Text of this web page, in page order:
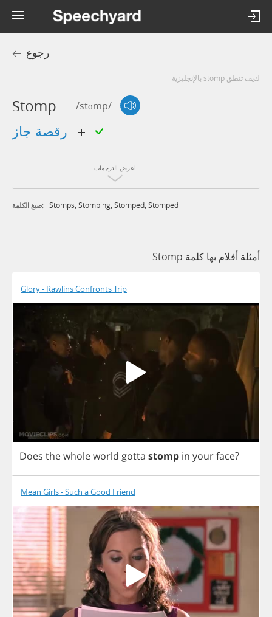
رجوع
كيف تنطق stomp بالإنجليزية
Stomp /stɑmp/
اعرض الترجمات
صيغ الكلمة: Stomps, Stomping, Stomped, Stomped
أمثلة أفلام بها كلمة Stomp
Glory - Rawlins Confronts Trip
Does thewholeworld gotta stomp in yourface?
Mean Girls - Such a Good Friend